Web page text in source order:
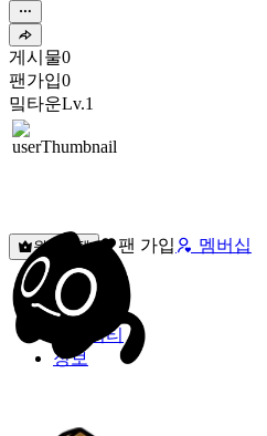
게시물0
팬가입0
밐타운Lv.1
원픽선택 팬 가입 멤버십
밐타운
피드
커뮤니티
정보